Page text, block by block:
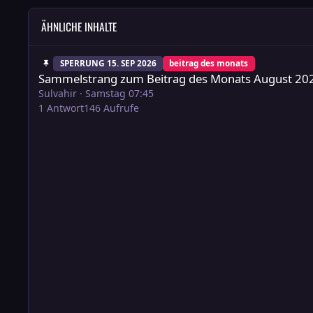
ÄHNLICHE INHALTE
Sammelstrang zum Beitrag des Monats August 2026
SPERRUNG 15. SEP 2026 beitrag des monats
Sammelstrang zum Beitrag des Monats August
Sulvahir · Samstag 07:45
1 Antwort146 Aufrufe